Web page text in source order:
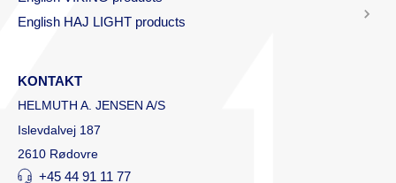
English HAJ LIGHT products
KONTAKT
HELMUTH A. JENSEN A/S
Islevdalvej 187
2610 Rødovre
+45 44 91 11 77